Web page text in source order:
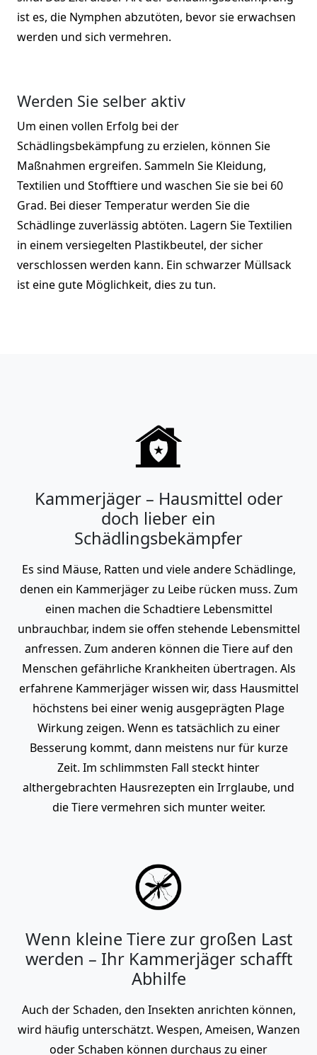
ist es, die Nymphen abzutöten, bevor sie erwachsen
werden und sich vermehren.
Werden Sie selber aktiv
Um einen vollen Erfolg bei der
Schädlingsbekämpfung zu erzielen, können Sie
Maßnahmen ergreifen. Sammeln Sie Kleidung,
Textilien und Stofftiere und waschen Sie sie bei 60
Grad. Bei dieser Temperatur werden Sie die
Schädlinge zuverlässig abtöten. Lagern Sie Textilien
in einem versiegelten Plastikbeutel, der sicher
verschlossen werden kann. Ein schwarzer Müllsack
ist eine gute Möglichkeit, dies zu tun.
Kammerjäger – Hausmittel oder
doch lieber ein
Schädlingsbekämpfer
Es sind Mäuse, Ratten und viele andere Schädlinge,
denen ein Kammerjäger zu Leibe rücken muss. Zum
einen machen die Schadtiere Lebensmittel
unbrauchbar, indem sie offen stehende Lebensmittel
anfressen. Zum anderen können die Tiere auf den
Menschen gefährliche Krankheiten übertragen. Als
erfahrene Kammerjäger wissen wir, dass Hausmittel
höchstens bei einer wenig ausgeprägten Plage
Wirkung zeigen. Wenn es tatsächlich zu einer
Besserung kommt, dann meistens nur für kurze
Zeit. Im schlimmsten Fall steckt hinter
althergebrachten Hausrezepten ein Irrglaube, und
die Tiere vermehren sich munter weiter.
Wenn kleine Tiere zur großen Last
werden – Ihr Kammerjäger schafft
Abhilfe
Auch der Schaden, den Insekten anrichten können,
wird häufig unterschätzt. Wespen, Ameisen, Wanzen
oder Schaben können durchaus zu einer